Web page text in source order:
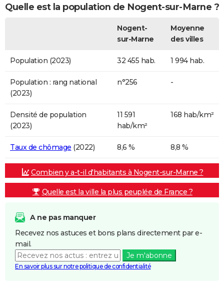
Quelle est la population de Nogent-sur-Marne ?
Nogent-
sur-Marne
Moyenne
des villes
Population (2023) 32 455 hab. 1 994 hab.
Population : rang national
(2023)
n°256 -
Densité de population
(2023)
11 591
hab/km²
168 hab/km²
Taux de chômage (2022) 8,6 % 8,8 %
Combien y a-t-il d'habitants à Nogent-sur-Marne ?
Quelle est la ville la plus peuplée de France ?
A ne pas manquer
Recevez nos astuces et bons plans directement par e-
mail.
Je m'abonne
En savoir plus sur notre politique de confidentialité